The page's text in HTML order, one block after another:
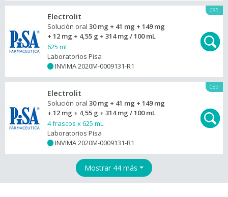
C85
Electrolit
Solución oral 30 mg + 41 mg + 149 mg
+ 12 mg + 4,55 g + 314 mg / 100 mL
625 mL
Laboratorios Pisa
INVIMA 2020M-0009131-R1
C89
Electrolit
Solución oral 30 mg + 41 mg + 149 mg
+ 12 mg + 4,55 g + 314 mg / 100 mL
4 frascos x 625 mL
Laboratorios Pisa
INVIMA 2020M-0009131-R1
Mostrar 44 más